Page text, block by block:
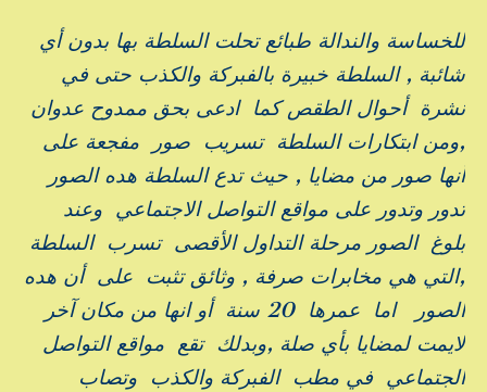
للخساسة والندالة طبائع تحلت السلطة بها بدون أي
شائبة , السلطة خبيرة بالفبركة والكذب حتى في
نشرة أحوال الطقص كما ادعى بحق ممدوح عدوان
,ومن ابتكارات السلطة تسريب صور مفجعة على
أنها صور من مضايا , حيث تدع السلطة هده الصور
تدور وتدور على مواقع التواصل الاجتماعي وعند
بلوغ الصور مرحلة التداول الأقصى تسرب السلطة
,التي هي مخابرات صرفة , وثائق تثبت على أن هده
الصور اما عمرها 20 سنة أو انها من مكان آخر
لايمت لمضايا بأي صلة ,وبدلك تقع مواقع التواصل
الجتماعي في مطب الفبركة والكذب وتصاب